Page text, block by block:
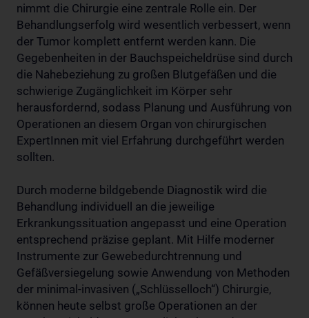
nimmt die Chirurgie eine zentrale Rolle ein. Der
Behandlungserfolg wird wesentlich verbessert, wenn
der Tumor komplett entfernt werden kann. Die
Gegebenheiten in der Bauchspeicheldrüse sind durch
die Nahebeziehung zu großen Blutgefäßen und die
schwierige Zugänglichkeit im Körper sehr
herausfordernd, sodass Planung und Ausführung von
Operationen an diesem Organ von chirurgischen
ExpertInnen mit viel Erfahrung durchgeführt werden
sollten.
Durch moderne bildgebende Diagnostik wird die
Behandlung individuell an die jeweilige
Erkrankungssituation angepasst und eine Operation
entsprechend präzise geplant. Mit Hilfe moderner
Instrumente zur Gewebedurchtrennung und
Gefäßversiegelung sowie Anwendung von Methoden
der minimal-invasiven („Schlüsselloch“) Chirurgie,
können heute selbst große Operationen an der